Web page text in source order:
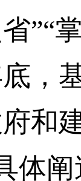
”“
，
和
阐